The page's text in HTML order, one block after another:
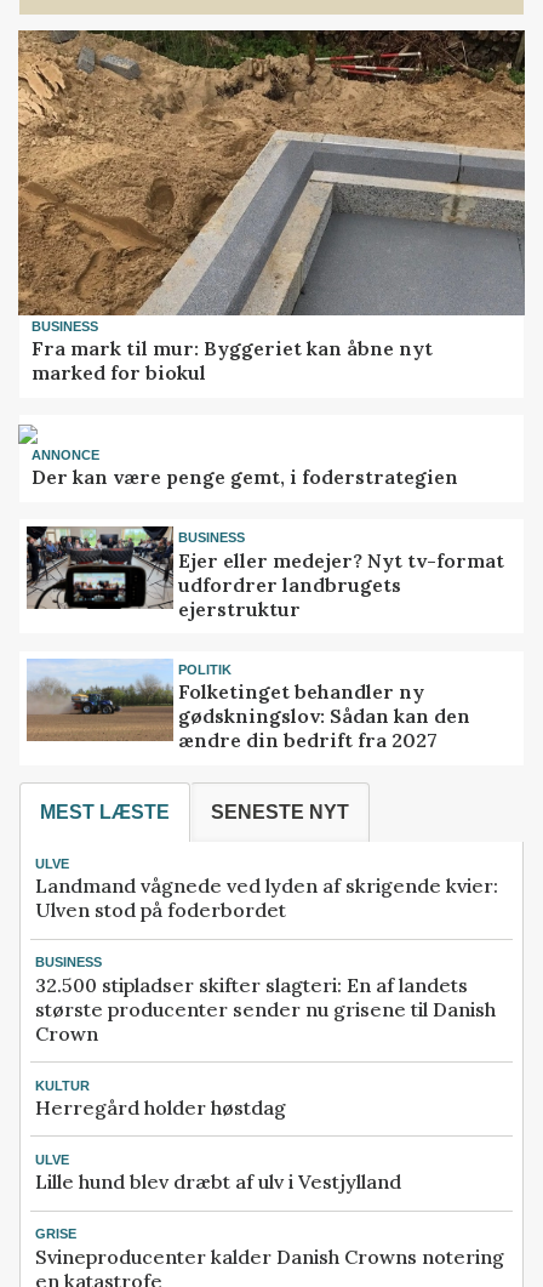
BUSINESS
Fra mark til mur: Byggeriet kan åbne nyt
marked for biokul
ANNONCE
Der kan være penge gemt, i foderstrategien
BUSINESS
Ejer eller medejer? Nyt tv-format
udfordrer landbrugets
ejerstruktur
POLITIK
Folketinget behandler ny
gødskningslov: Sådan kan den
ændre din bedrift fra 2027
MEST LÆSTE SENESTE NYT
ULVE
Landmand vågnede ved lyden af skrigende kvier:
Ulven stod på foderbordet
BUSINESS
32.500 stipladser skifter slagteri: En af landets
største producenter sender nu grisene til Danish
Crown
KULTUR
Herregård holder høstdag
ULVE
Lille hund blev dræbt af ulv i Vestjylland
GRISE
Svineproducenter kalder Danish Crowns notering
en katastrofe